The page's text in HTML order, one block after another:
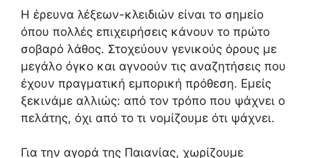
Η έρευνα λέξεων-κλειδιών είναι το σημείο
όπου πολλές επιχειρήσεις κάνουν το πρώτο
σοβαρό λάθος. Στοχεύουν γενικούς όρους με
μεγάλο όγκο και αγνοούν τις αναζητήσεις που
έχουν πραγματική εμπορική πρόθεση. Εμείς
ξεκινάμε αλλιώς: από τον τρόπο που ψάχνει ο
πελάτης, όχι από το τι νομίζουμε ότι ψάχνει.
Για την αγορά της Παιανίας, χωρίζουμε